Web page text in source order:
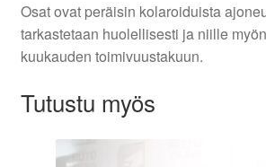
Osat ovat peräisin kolaroiduista
tarkastetaan huolellisesti ja niille
kuukauden toimivuustakuun.
Tutustu myös